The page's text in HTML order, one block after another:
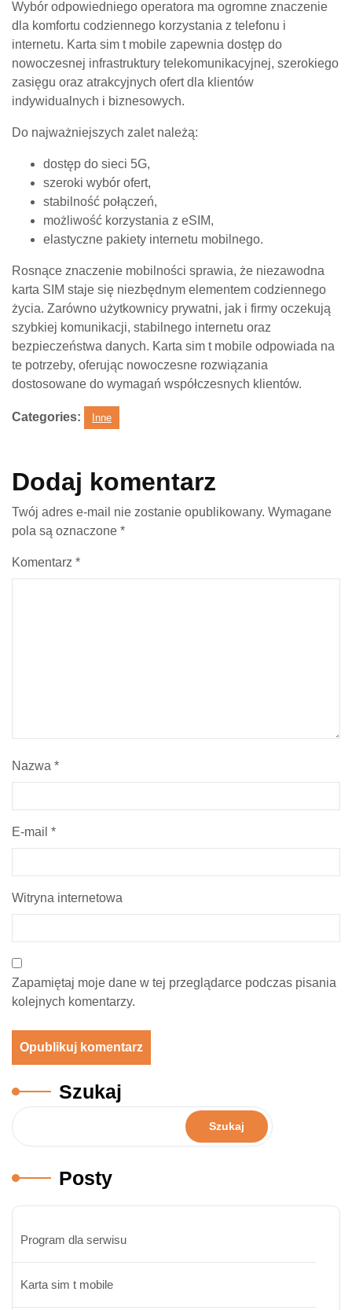
Wybór odpowiedniego operatora ma ogromne znaczenie
dla komfortu codziennego korzystania z telefonu i
internetu. Karta sim t mobile zapewnia dostęp do
nowoczesnej infrastruktury telekomunikacyjnej, szerokiego
zasięgu oraz atrakcyjnych ofert dla klientów
indywidualnych i biznesowych.
Do najważniejszych zalet należą:
dostęp do sieci 5G,
szeroki wybór ofert,
stabilność połączeń,
możliwość korzystania z eSIM,
elastyczne pakiety internetu mobilnego.
Rosnące znaczenie mobilności sprawia, że niezawodna
karta SIM staje się niezbędnym elementem codziennego
życia. Zarówno użytkownicy prywatni, jak i firmy oczekują
szybkiej komunikacji, stabilnego internetu oraz
bezpieczeństwa danych. Karta sim t mobile odpowiada na
te potrzeby, oferując nowoczesne rozwiązania
dostosowane do wymagań współczesnych klientów.
Categories: Inne
Dodaj komentarz
Twój adres e-mail nie zostanie opublikowany. Wymagane
pola są oznaczone *
Komentarz *
Nazwa *
E-mail *
Witryna internetowa
Zapamiętaj moje dane w tej przeglądarce podczas pisania
kolejnych komentarzy.
Szukaj
Szukaj
Posty
Program dla serwisu
Karta sim t mobile